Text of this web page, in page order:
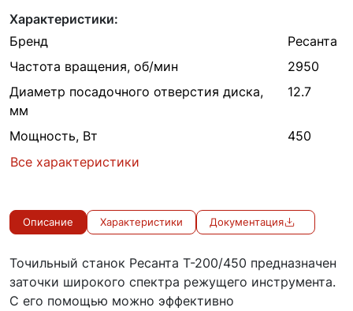
Характеристики:
Бренд
Ресанта
Частота вращения, об/мин
2950
Диаметр посадочного отверстия диска,
мм
12.7
Мощность, Вт
450
Все характеристики
Описание Характеристики Документация
Точильный станок Ресанта Т-200/450 предназначен
заточки широкого спектра режущего инструмента.
С его помощью можно эффективно